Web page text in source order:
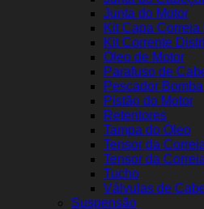
Junta do Motor
Kit Capa Correia
Kit Corrente
Óleo de Motor
Parafuso de
Pescador
Pistão do Motor
Retentores
Tampa do Óleo
Tensor da
Tensor da
Tucho
Válvulas de
Suspensão